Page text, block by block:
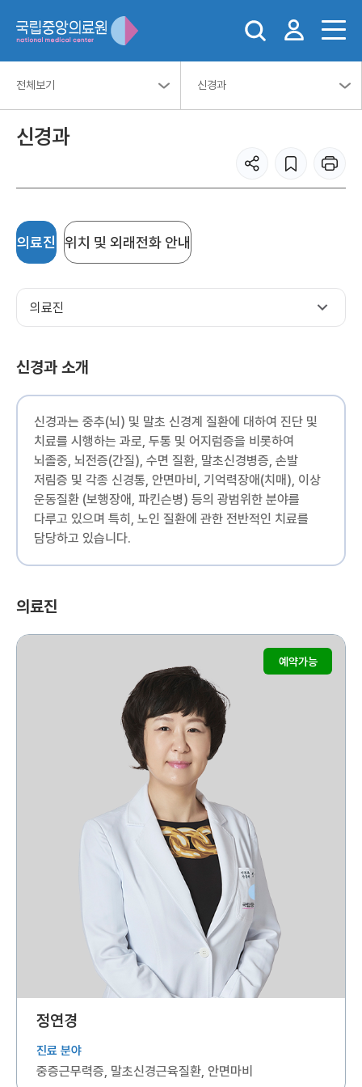
전체보기 신경과
신경과
의료진 위치 및 외래전화 안내
의료진
신경과 소개
신경과는 중추(뇌) 및 말초 신경계 질환에 대하여 진단 및
치료를 시행하는 과로, 두통 및 어지럼증을 비롯하여
뇌졸중, 뇌전증(간질), 수면 질환, 말초신경병증, 손발
저림증 및 각종 신경통, 안면마비, 기억력장애(치매), 이상
운동질환 (보행장애, 파킨슨병) 등의 광범위한 분야를
다루고 있으며 특히, 노인 질환에 관한 전반적인 치료를
담당하고 있습니다.
의료진
예약가능
정연경
진료 분야
중증근무력증, 말초신경근육질환, 안면마비